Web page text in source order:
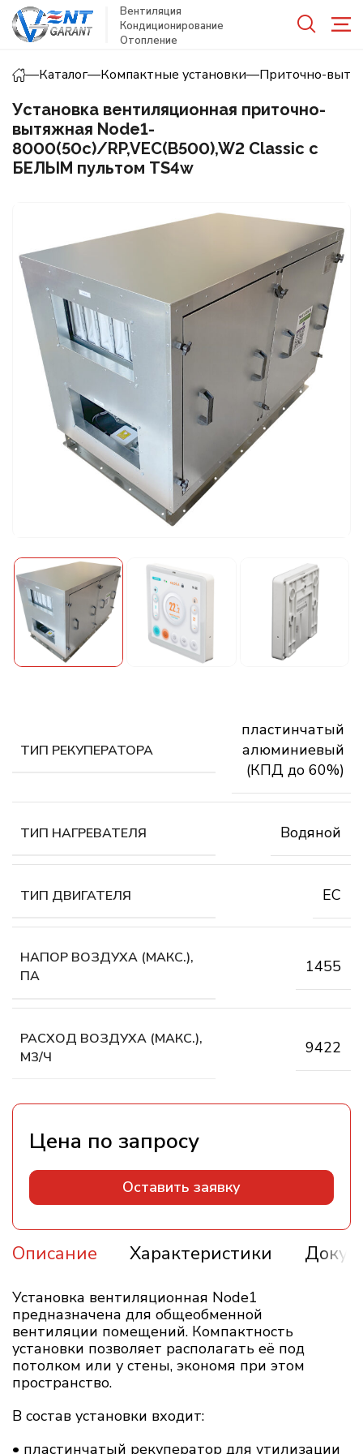
Вентиляция
Кондиционирование
Отопление
—Каталог—Компактные установки—Приточно-
Установка вентиляционная приточно-
вытяжная Node1-
8000(50c)/RP,VEC(B500),W2 Classic с
БЕЛЫМ пультом TS4w
ТИП РЕКУПЕРАТОРА
пластинчатый
алюминиевый
(КПД до 60%)
ТИП НАГРЕВАТЕЛЯ Водяной
ТИП ДВИГАТЕЛЯ EC
НАПОР ВОЗДУХА (МАКС.),
ПА
1455
РАСХОД ВОЗДУХА (МАКС.),
М3/Ч
9422
Оставить заявку
Описание Характеристики
Установка вентиляционная Node1
предназначена для общеобменной
вентиляции помещений. Компактность
установки позволяет располагать её под
потолком или у стены, экономя при этом
пространство.
В состав установки входит:
• пластинчатый рекуператор для утилизации